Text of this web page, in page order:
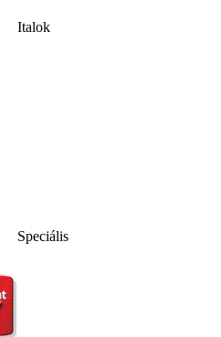
Italok
Speciális